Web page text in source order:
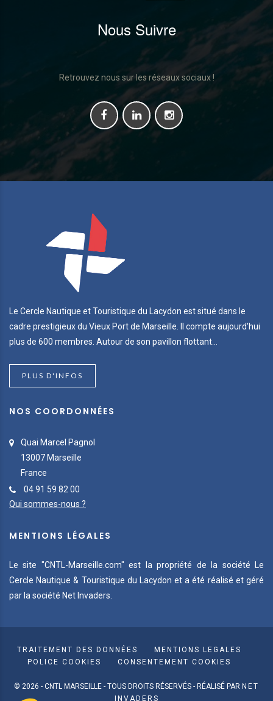
Nous Suivre
Retrouvez nous sur les réseaux sociaux !
Le Cercle Nautique et Touristique du Lacydon est situé dans le
cadre prestigieux du Vieux Port de Marseille. Il compte aujourd'hui
plus de 600 membres. Autour de son pavillon flottant...
PLUS D'INFOS
NOS COORDONNÉES
Quai Marcel Pagnol
13007 Marseille
France
04 91 59 82 00
Qui sommes-nous ?
MENTIONS LÉGALES
Le site "CNTL-Marseille.com" est la propriété de la société Le
Cercle Nautique & Touristique du Lacydon et a été réalisé et géré
par la société Net Invaders.
TRAITEMENT DES DONNÉES
MENTIONS LEGALES
POLICE COOKIES
CONSENTEMENT COOKIES
© 2026 - CNTL MARSEILLE - TOUS DROITS RÉSERVÉS - RÉALISÉ PAR NET
INVADERS